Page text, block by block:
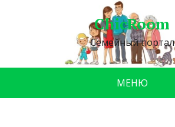
ChicRoom
Семейный портал
МЕНЮ